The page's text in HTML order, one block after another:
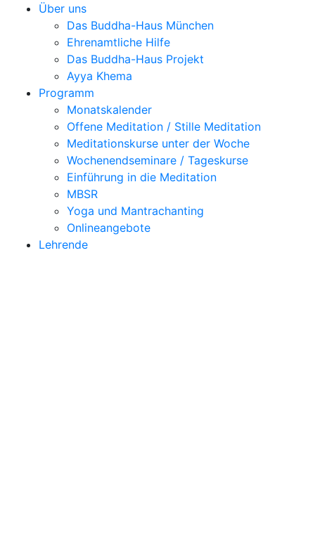
Über uns
Das Buddha-Haus München
Ehrenamtliche Hilfe
Das Buddha-Haus Projekt
Ayya Khema
Programm
Monatskalender
Offene Meditation / Stille Meditation
Meditationskurse unter der Woche
Wochenendseminare / Tageskurse
Einführung in die Meditation
MBSR
Yoga und Mantrachanting
Onlineangebote
Lehrende